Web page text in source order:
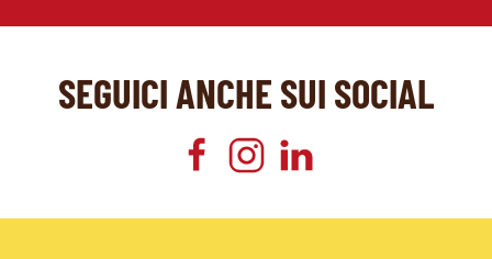
SEGUICI ANCHE SUI SOCIAL